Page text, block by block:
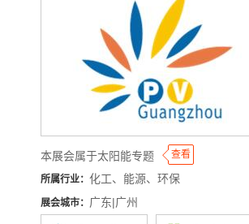
本展会属于太阳能专题 ◆
◆查看
所属行业： 化工、能源、环保
展会城市： 广东|广州